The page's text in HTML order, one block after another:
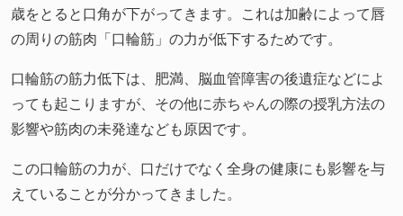
歳をとると口角が下がってきます。これは加齢によって唇
の周りの筋肉「口輪筋」の力が低下するためです。
口輪筋の筋力低下は、肥満、脳血管障害の後遺症などによ
っても起こりますが、その他に赤ちゃんの際の授乳方法の
影響や筋肉の未発達なども原因です。
この口輪筋の力が、口だけでなく全身の健康にも影響を与
えていることが分かってきました。